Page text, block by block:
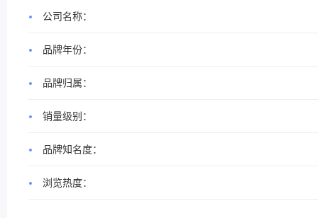
公司名称：
品牌年份：
品牌归属：
销量级别：
品牌知名度：
浏览热度：